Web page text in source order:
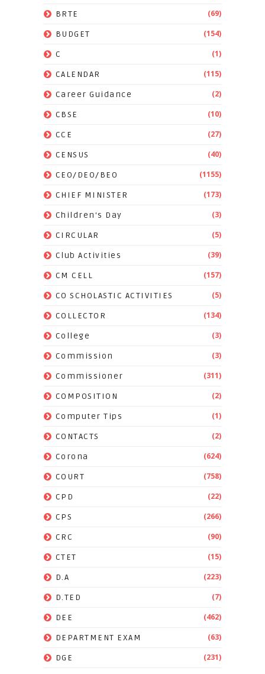
BRTE (69)
BUDGET (154)
C (1)
CALENDAR (115)
Career Guidance (2)
CBSE (10)
CCE (27)
CENSUS (40)
CEO/DEO/BEO (1155)
CHIEF MINISTER (173)
Children's Day (3)
CIRCULAR (5)
Club Activities (39)
CM CELL (157)
CO SCHOLASTIC ACTIVITIES (5)
COLLECTOR (134)
College (3)
Commission (3)
Commissioner (311)
COMPOSITION (2)
Computer Tips (1)
CONTACTS (2)
Corona (624)
COURT (758)
CPD (22)
CPS (266)
CRC (90)
CTET (15)
D.A (223)
D.TED (7)
DEE (462)
DEPARTMENT EXAM (63)
DGE (231)